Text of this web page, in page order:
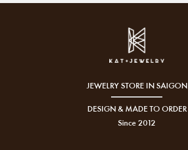
JEWELRY STORE IN SAIGON
DESIGN & MADE TO ORDER
Since 2012